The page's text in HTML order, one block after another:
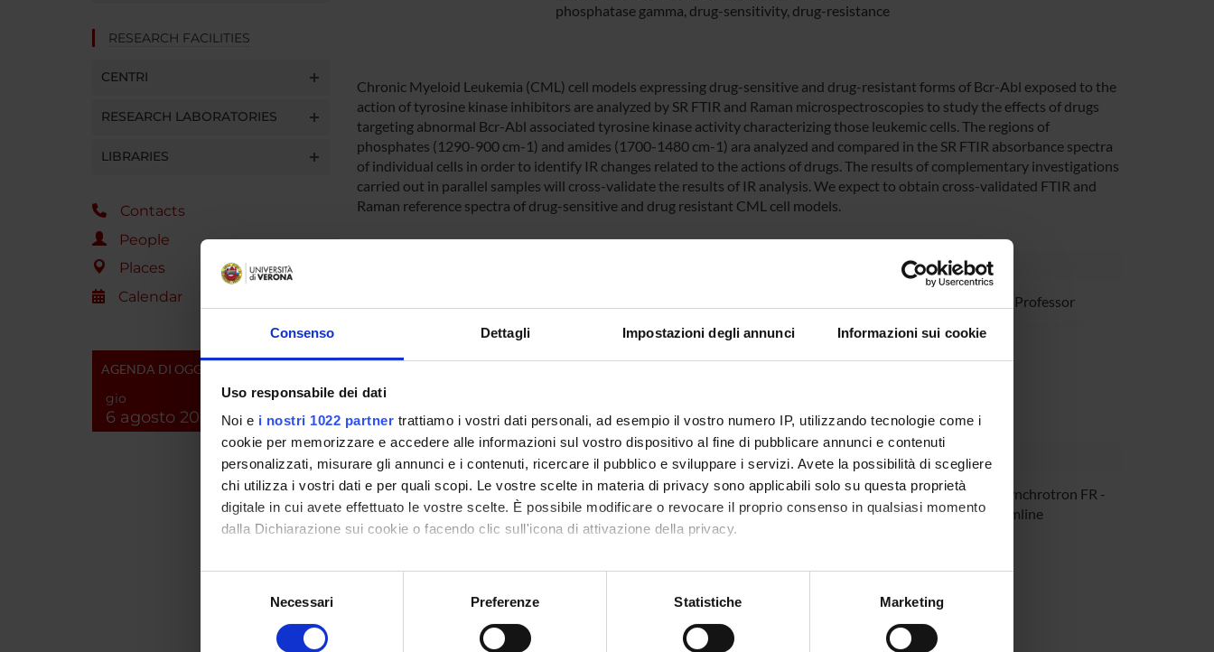
Consenso Dettagli Impostazioni degli annunci Informazioni sui cookie
Uso responsabile dei dati
Noi e i nostri 1022 partner trattiamo i vostri dati personali, ad esempio il vostro numero IP, utilizzando tecnologie come i
cookie per memorizzare e accedere alle informazioni sul vostro dispositivo al fine di pubblicare annunci e contenuti
personalizzati, misurare gli annunci e i contenuti, ricercare il pubblico e sviluppare i servizi. Avete la possibilità di scegliere
chi utilizza i vostri dati e per quali scopi. Le vostre scelte in materia di privacy sono applicabili solo su questa proprietà
digitale in cui avete effettuato le vostre scelte. È possibile modificare o revocare il proprio consenso in qualsiasi momento
dalla Dichiarazione sui cookie o facendo clic sull'icona di attivazione della privacy.
Con il tuo consenso, vorremmo anche:
raccogliere informazioni sulla tua posizione geografica, con un'approssimazione di qualche metro,
digitali).
Necessari Preferenze Statistiche Marketing
RESEARCH FACILITIES
CENTRI
RESEARCH LABORATORIES
LIBRARIES
Contacts
People
Places
Calendar
AGENDA DI OGGI
gio
6 agosto 2026
phosphatase gamma, drug-sensitivity, drug-resistance
Chronic Myeloid Leukemia (CML) cell models expressing drug-sensitive and drug-resistant forms of Bcr-Abl exposed to the
action of tyrosine kinase inhibitors are analyzed by SR FTIR and Raman microspectroscopies to study the effects of drugs
targeting abnormal Bcr-Abl associated tyrosine kinase activity characterizing those leukemic cells. The regions of
phosphates (1290-900 cm-1) and amides (1700-1480 cm-1) ara analyzed and compared in the SR FTIR absorbance spectra
of individual cells in order to identify IR changes related to the actions of drugs. The results of complementary investigations
carried out in parallel samples will cross-validate the results of IR analysis. We expect to obtain cross-validated FTIR and
Raman reference spectra of drug-sensitive and drug resistant CML cell models.
Associate Professor
Marzia Vezzalini
COLLABORATORI ESTERNI
Gianfelice Cinque
Diamond Light Source -
UK B22 IR beamlline
Principal Beamline
Christophe Sandt
SOLEIL Synchrotron FR -
SMIS beamline